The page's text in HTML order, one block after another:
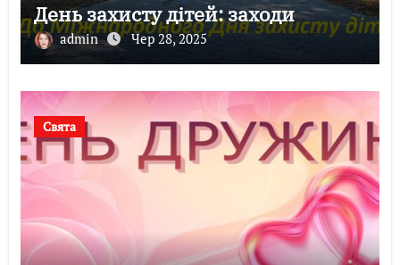
День захисту дітей: заходи
admin Чер 28, 2025
Свята